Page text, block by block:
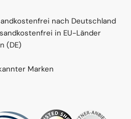
nach Deutschland
in EU-Länder
(DE)
Marken